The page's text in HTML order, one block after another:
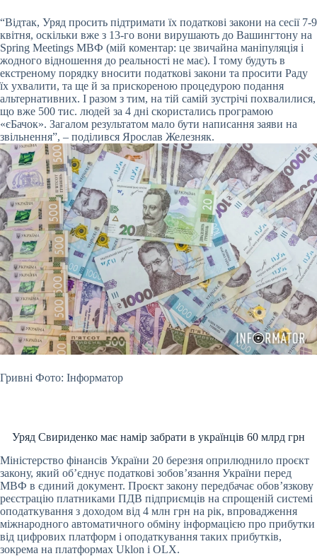
“Відтак, Уряд просить підтримати їх податкові закони на сесії 7-9
квітня, оскільки вже з 13-го вони вирушають до Вашингтону на
Spring Meetings МВФ (мій коментар: це звичайна маніпуляція і
жодного відношення до реальності не має). І тому будуть в
екстреному порядку вносити податкові закони та просити Раду
їх ухвалити, та ще й за прискореною процедурою подання
альтернативних. І разом з тим, на тій самій зустрічі похвалилися,
що вже 500 тис. людей за 4 дні скористались програмою
«єБачок». Загалом результатом мало бути написання заяви на
звільнення”, – поділився Ярослав Железняк.
Гривні Фото: Інформатор
Уряд Свириденко має намір забрати в українців 60 млрд грн
Міністерство фінансів України 20 березня оприлюднило проєкт
закону, який об’єднує податкові зобов’язання України перед
МВФ в єдиний документ. Проєкт закону передбачає обов’язкову
реєстрацію платниками ПДВ підприємців на спрощеній системі
оподаткування з доходом від 4 млн грн на рік, впровадження
міжнародного автоматичного обміну інформацією про прибутки
від цифрових платформ і оподаткування таких прибутків,
зокрема на платформах Uklon і OLX.